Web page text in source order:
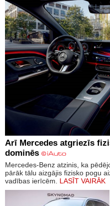
Arī Mercedes atgriezīs
dominēs
Mercedes-Benz atzinis, ka
pārāk tālu aizgājis fizisko pogu
vadības ierīcēm. LASĪT VAIRĀK